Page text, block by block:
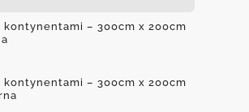
– 300cm x 200cm
– 300cm x 200cm